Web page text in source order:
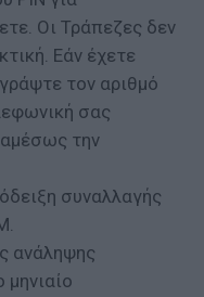
Οι Τράπεζες δεν
Εάν έχετε
τον αριθμό
σας
την
συναλλαγής
ανάληψης